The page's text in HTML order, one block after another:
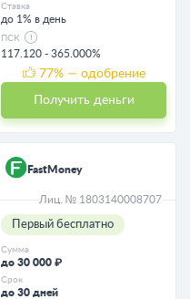
Ставка
до 1% в день
ПСК
117.120 - 365.000%
77% — одобрение
Получить деньги
FastMoney
Лиц. № 1803140008707
Первый бесплатно
Сумма
до 30 000 ₽
Срок
до 30 дней